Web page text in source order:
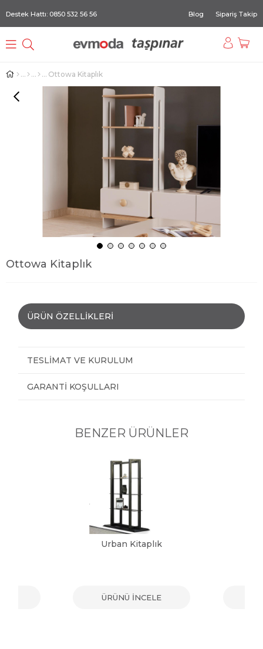
Destek Hattı: 0850 532 56 56 Blog Sipariş Takip
Ottowa Kitaplık
Ottowa Kitaplık
ÜRÜN ÖZELLIKLERI
TESLIMAT VE KURULUM
GARANTI KOŞULLARI
BENZER ÜRÜNLER
Urban Kitaplık
ÜRÜNÜ İNCELE